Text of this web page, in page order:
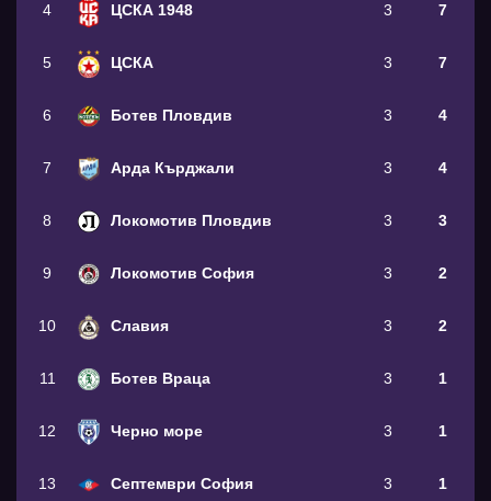
4 ЦСКА 1948 3 7
5 ЦСКА 3 7
6 Ботев Пловдив 3 4
7 Арда Кърджали 3 4
8 Локомотив Пловдив 3 3
9 Локомотив София 3 2
10 Славия 3 2
11 Ботев Враца 3 1
12 Черно море 3 1
13 Септември София 3 1